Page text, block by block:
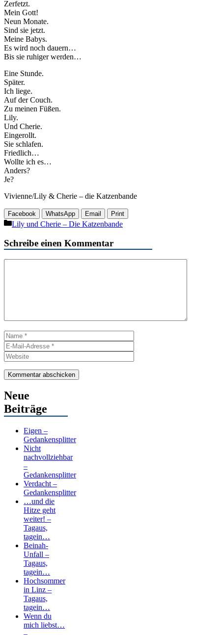
Zerfetzt.
Mein Gott!
Neun Monate.
Sind sie jetzt.
Meine Babys.
Es wird noch dauern…
Bis sie ruhiger werden…
Eine Stunde.
Später.
Ich liege.
Auf der Couch.
Zu meinen Füßen.
Lily.
Und Cherie.
Eingerollt.
Sie schlafen.
Friedlich…
Wollte ich es…
Anders?
Je?
Vivienne/Lily & Cherie – die Katzenbande
Facebook WhatsApp Email Print
Kategorien
Lily und Cherie – Die Katzenbande
Schreibe einen Kommentar
Name
Mail-
Adresse
Neue
Beiträge
Eigen –
Gedankensplitter
Nicht
nachvollziehbar
–
Gedankensplitter
Verdacht –
Gedankensplitter
…und die
Hitze geht
weiter! –
Tagaus,
tagein…
Beinah-
Unfall –
Tagaus,
tagein…
Hochsommer
in Linz –
Tagaus,
tagein…
Wenn du
mich liebst…